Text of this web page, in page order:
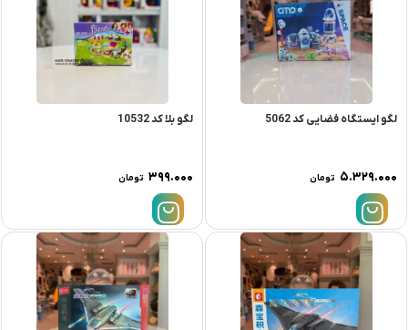
لگو ایستگاه فضایی کد 5062
۵.۳۲۹.۰۰۰ تومان
لگو بلا کد 10532
۳۹۹.۰۰۰ تومان